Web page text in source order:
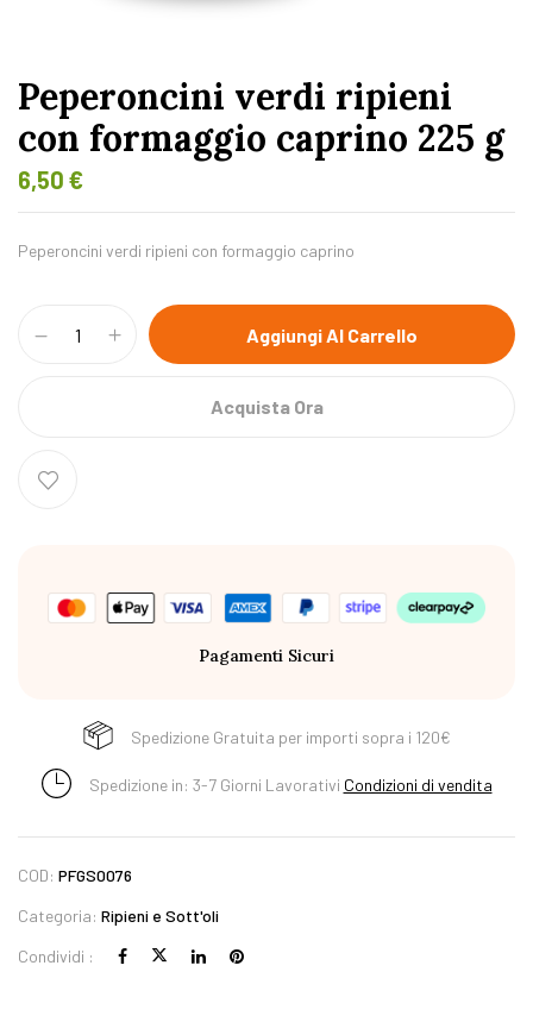
Peperoncini verdi ripieni
con formaggio caprino 225 g
6,50 €
Peperoncini verdi ripieni con formaggio caprino
Aggiungi Al Carrello
Acquista Ora
Pagamenti Sicuri
Spedizione Gratuita per importi sopra i 120€
Spedizione in: 3-7 Giorni Lavorativi Condizioni di vendita
COD: PFGS0076
Categoria: Ripieni e Sott'oli
Condividi :